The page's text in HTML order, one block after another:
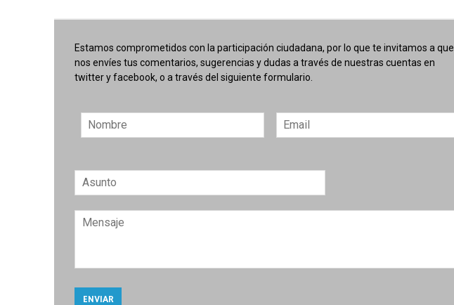
Estamos comprometidos con la participación ciudadana, por lo que te invitamos a que
nos envíes tus comentarios, sugerencias y dudas a través de nuestras cuentas en
twitter y facebook, o a través del siguiente formulario.